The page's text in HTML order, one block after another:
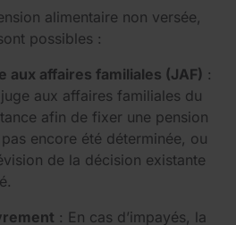
alimentaire non versée,
possibles :
aux affaires familiales (JAF) :
aux affaires familiales du
afin de fixer une pension
encore été déterminée, ou
de la décision existante
: En cas d’impayés, la